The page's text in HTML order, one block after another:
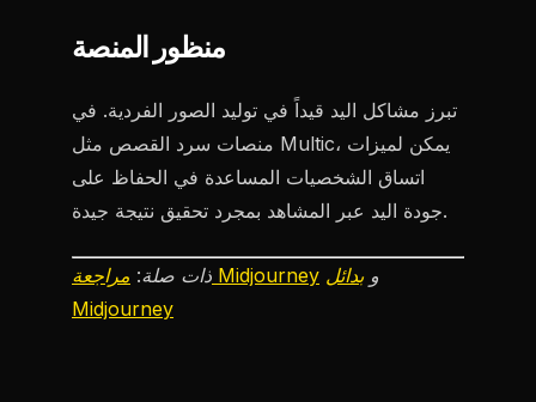
منظور المنصة
تبرز مشاكل اليد قيداً في توليد الصور الفردية. في
منصات سرد القصص مثل Multic، يمكن لميزات
اتساق الشخصيات المساعدة في الحفاظ على
جودة اليد عبر المشاهد بمجرد تحقيق نتيجة جيدة.
ذات صلة: مراجعة Midjourney وبدائل
Midjourney